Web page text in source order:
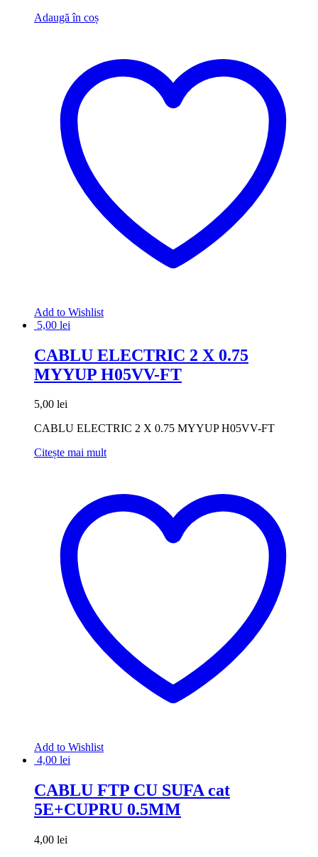
Adaugă în coș
Add to Wishlist
5,00 lei
CABLU ELECTRIC 2 X 0.75
MYYUP H05VV-FT
5,00 lei
CABLU ELECTRIC 2 X 0.75 MYYUP H05VV-FT
Citește mai mult
Add to Wishlist
4,00 lei
CABLU FTP CU SUFA cat
5E+CUPRU 0.5MM
4,00 lei